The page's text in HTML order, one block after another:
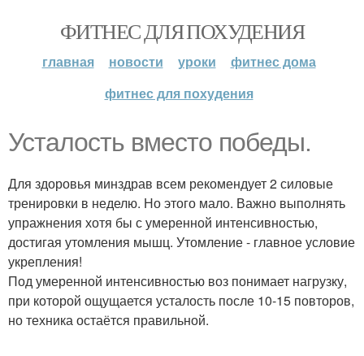
ФИТНЕС ДЛЯ ПОХУДЕНИЯ
главная новости уроки
фитнес дома
фитнес для похудения
Усталость вместо победы.
Для здоровья минздрав всем рекомендует 2 силовые
тренировки в неделю. Но этого мало. Важно выполнять
упражнения хотя бы с умеренной интенсивностью,
достигая утомления мышц. Утомление - главное условие
укрепления!
Под умеренной интенсивностью воз понимает нагрузку,
при которой ощущается усталость после 10-15 повторов,
но техника остаётся правильной.